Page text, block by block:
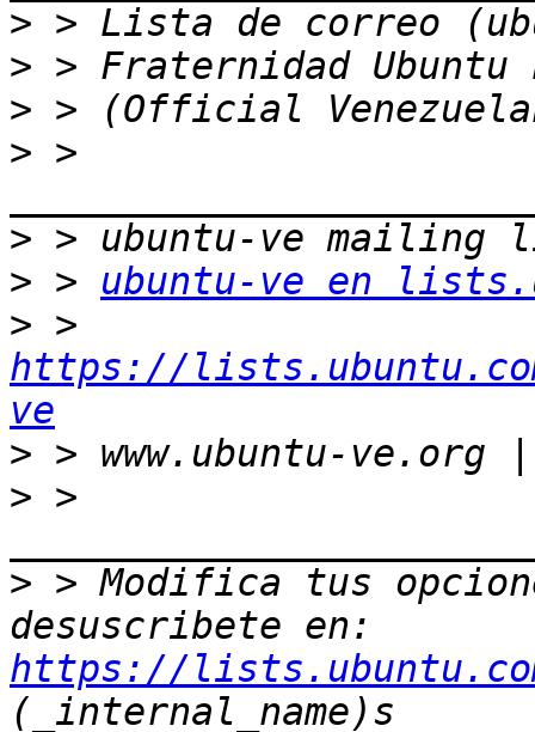
>
>
>
> >
>
> > ubuntu-ve en
>
https://
ve
>
> >
> > Modifica tus
https://